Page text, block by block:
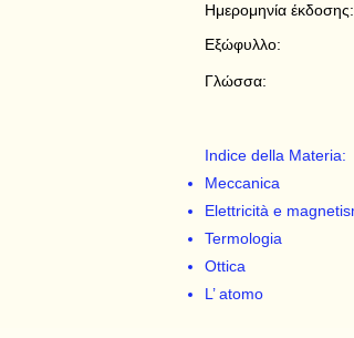
Ημερομηνία έκδοσης:
Εξώφυλλο:
Γλώσσα:
Indice della Materia:
Meccanica
Elettricità e
Termologia
Ottica
L’ atomo